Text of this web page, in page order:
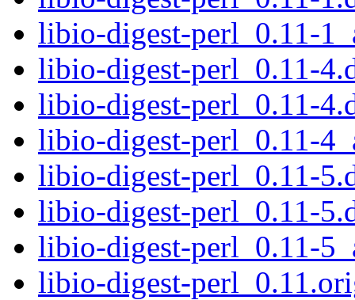
libio-digest-perl_0.11-
libio-digest-perl_0.11-
libio-digest-perl_0.11-
libio-digest-perl_0.11-
libio-digest-perl_0.11-
libio-digest-perl_0.11-
libio-digest-perl_0.11-
libio-digest-